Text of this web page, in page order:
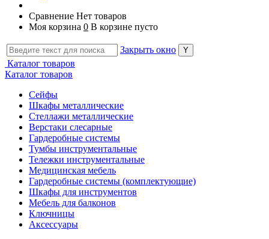
Сравнение Нет товаров
Моя корзина 0 В корзине пусто
Закрыть окно
Каталог товаров
Каталог товаров
Сейфы
Шкафы металлические
Стеллажи металлические
Верстаки слесарные
Гардеробные системы
Тумбы инструментальные
Тележки инструментальные
Медицинская мебель
Гардеробные системы (комплектующие)
Шкафы для инструментов
Мебель для балконов
Ключницы
Аксессуары